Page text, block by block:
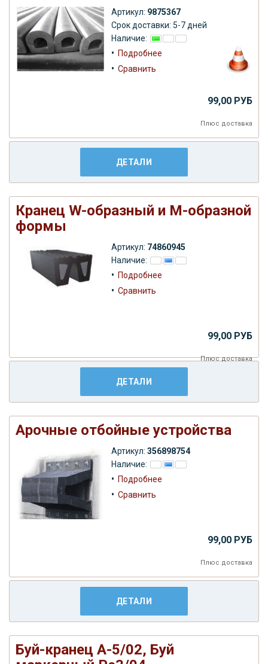
Артикул: 9875367
Срок доставки: 5-7 дней
Наличие:
• Подробнее
• Сравнить
99,00 РУБ
Плюс доставка
ДЕТАЛИ
Кранец W-образный и M-образной
формы
Артикул: 74860945
Наличие:
• Подробнее
• Сравнить
99,00 РУБ
Плюсдоставка
ДЕТАЛИ
Арочные отбойные устройства
Артикул: 356898754
Наличие:
• Подробнее
• Сравнить
99,00 РУБ
Плюс доставка
ДЕТАЛИ
Буй-кранец А-5/02, Буй